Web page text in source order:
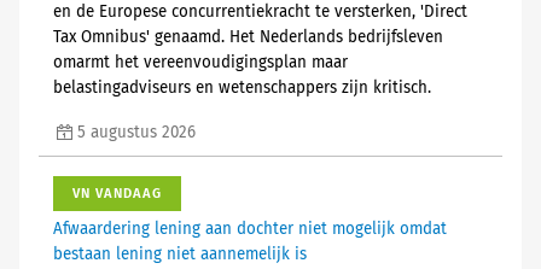
en de Europese concurrentiekracht te versterken, 'Direct
Tax Omnibus' genaamd. Het Nederlands bedrijfsleven
omarmt het vereenvoudigingsplan maar
belastingadviseurs en wetenschappers zijn kritisch.
5 augustus 2026
VN VANDAAG
Afwaardering lening aan dochter niet mogelijk omdat
bestaan lening niet aannemelijk is